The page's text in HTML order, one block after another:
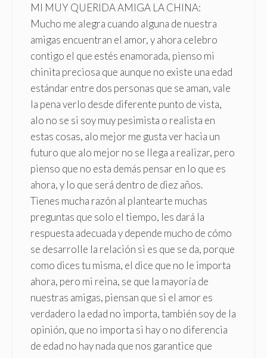
MI MUY QUERIDA AMIGA LA CHINA:
Mucho me alegra cuando alguna de nuestra
amigas encuentran el amor, y ahora celebro
contigo el que estés enamorada, pienso mi
chinita preciosa que aunque no existe una edad
estándar entre dos personas que se aman, vale
la pena verlo desde diferente punto de vista,
alo no se si soy muy pesimista o realista en
estas cosas, alo mejor me gusta ver hacia un
futuro que alo mejor no se llega a realizar, pero
pienso que no esta demás pensar en lo que es
ahora, y lo que será dentro de diez años.
Tienes mucha razón al plantearte muchas
preguntas que solo el tiempo, les dará la
respuesta adecuada y depende mucho de cómo
se desarrolle la relación si es que se da, porque
como dices tu misma, el dice que no le importa
ahora, pero mi reina, se que la mayoría de
nuestras amigas, piensan que si el amor es
verdadero la edad no importa, también soy de la
opinión, que no importa si hay o no diferencia
de edad no hay nada que nos garantice que